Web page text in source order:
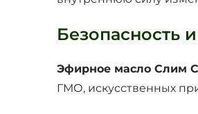
Безопасность
Эфирное масло Слим
ГМО, искусственных